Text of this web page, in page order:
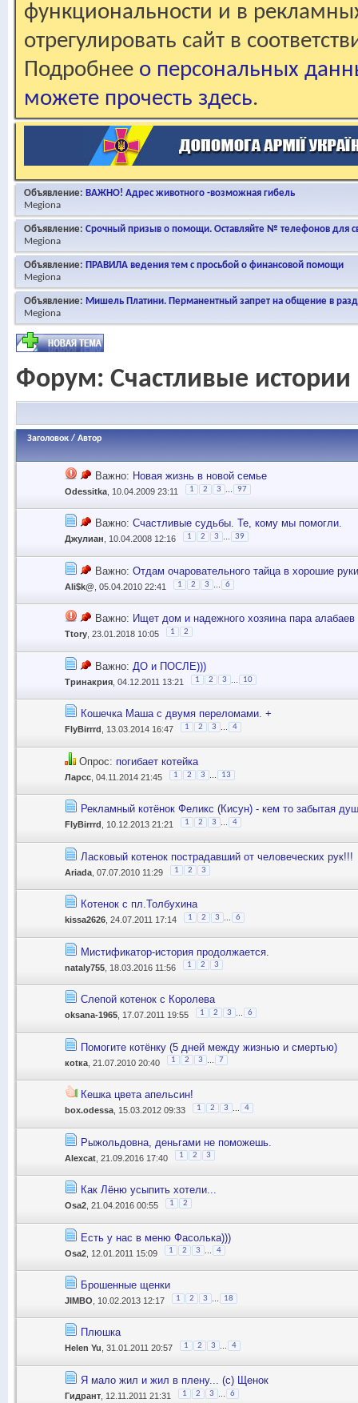
функциональности и в
отрегулировать сайт в
Подробнее о персональных
можете прочесть здесь.
Объявление: ВАЖНО! Адрес животного -возможная гибель
Megiona
Объявление: Срочный призыв о помощи. Оставляйте № телефонов для
Megiona
Объявление: ПРАВИЛА ведения тем с просьбой о финансовой помощи
Megiona
Объявление: Мишель Платини. Перманентный запрет на общение в
Megiona
Форум: Счастливые истории
Заголовок / Автор
Важно: Новая жизнь в новой семье
Odessitka , 10.04.2009 23:11 1 2 3 97
Важно: Счастливые судьбы. Те, кому мы помогли.
Джулиан , 10.04.2008 12:16 1 2 3 39
Важно: Отдам очаровательного тайца в хорошие руки
Ali$k@ , 05.04.2010 22:41 1 2 3 6
Важно: Ищет дом и надежного хозяина пара алабаев
Ttory , 23.01.2018 10:05 1 2
Важно: ДО и ПОСЛЕ)))
Тринакрия , 04.12.2011 13:21 1 2 3 10
Кошечка Маша с двумя переломами. +
FlyBirrrd , 13.03.2014 16:47 1 2 3 4
Опрос: погибает котейка
Ларсс , 04.11.2014 21:45 1 2 3 13
Рекламный котёнок Феликс (Кисун) - кем то забытая
FlyBirrrd , 10.12.2013 21:21 1 2 3 4
Ласковый котенок пострадавший от человеческих рук!!!
Ariada , 07.07.2010 11:29 1 2 3
Котенок с пл.Толбухина
kissa2626 , 24.07.2011 17:14 1 2 3 6
Мистификатор-история продолжается.
nataly755 , 18.03.2016 11:56 1 2 3
Слепой котенок с Королева
oksana-1965 , 17.07.2011 19:55 1 2 3 6
Помогите котёнку (5 дней между жизнью и смертью)
коtка , 21.07.2010 20:40 1 2 3 7
Кешка цвета апельсин!
box.odessa , 15.03.2012 09:33 1 2 3 4
Рыжольдовна, деньгами не поможешь.
Alexcat , 21.09.2016 17:40 1 2 3
Как Лёню усыпить хотели...
Osa2 , 21.04.2016 00:55 1 2
Есть у нас в меню Фасолька)))
Osa2 , 12.01.2011 15:09 1 2 3 4
Брошенные щенки
JIMBO , 10.02.2013 12:17 1 2 3 18
Плюшка
Helen Yu , 31.01.2011 20:57 1 2 3 4
Я мало жил и жил в плену... (с) Щенок
Гидрант , 12.11.2011 21:31 1 2 3 6